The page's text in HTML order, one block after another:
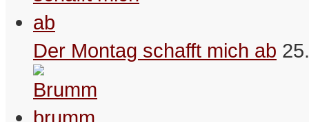
Der Montag schafft mich ab